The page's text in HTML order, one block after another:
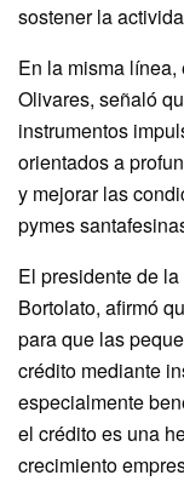
sostener la
En la misma
Olivares, señaló
instrumentos
orientados a
y mejorar las
pymes
El presidente de
Bortolato, afirmó
para que las
crédito mediante
especialmente
el crédito es una
crecimiento